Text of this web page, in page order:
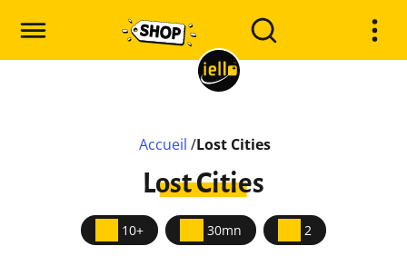
Accueil /Lost Cities
Lost Cities
10+ 30mn 2